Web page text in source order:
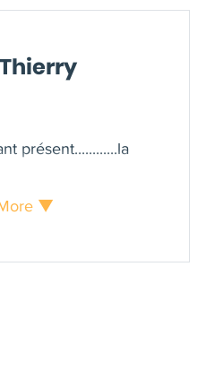
présent............la
▼